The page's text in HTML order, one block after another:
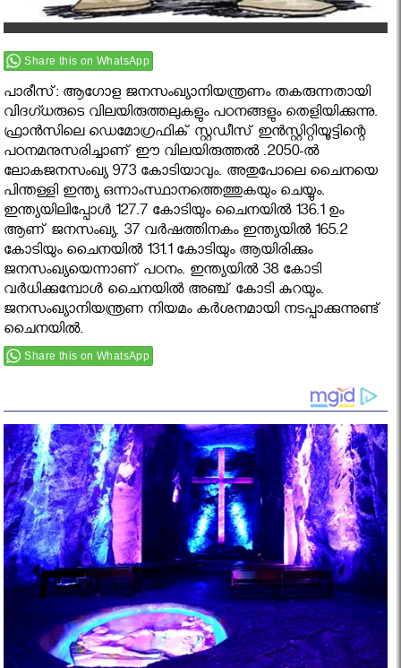
Share this on WhatsApp
പാരീസ്: ആഗോള ജനസംഖ്യാനിയന്ത്രണം തകരുന്നതായി
വിദഗ്ധരുടെ വിലയിരുത്തലുകളും പഠനങ്ങളും തെളിയിക്കുന്നു.
ഫ്രാന്‍സിലെ ഡെമോഗ്രഫിക് സ്റ്റഡീസ് ഇന്‍സ്റ്റിറ്റിയൂട്ടിന്റെ
പഠനമനുസരിച്ചാണ് ഈ വിലയിരുത്തൽ .2050-ല്‍
ലോകജനസംഖ്യ 973 കോടിയാവും. അതുപോലെ ചൈനയെ
പിന്തള്ളി ഇന്ത്യ ഒന്നാംസ്ഥാനത്തെത്തുകയും ചെയ്യും.
ഇന്ത്യയിലിപ്പോള്‍ 127.7 കോടിയും ചൈനയില്‍ 136.1 ഉം
ആണ് ജനസംഖ്യ. 37 വര്‍ഷത്തിനകം ഇന്ത്യയില്‍ 165.2
കോടിയും ചൈനയില്‍ 131.1 കോടിയും ആയിരിക്കും
ജനസംഖ്യയെന്നാണ് പഠനം. ഇന്ത്യയില്‍ 38 കോടി
വര്‍ധിക്കുമ്പോള്‍ ചൈനയില്‍ അഞ്ച് കോടി കുറയും.
ജനസംഖ്യാനിയന്ത്രണ നിയമം കര്‍ശനമായി നടപ്പാക്കുന്നുണ്ട്
ചൈനയിൽ.
Share this on WhatsApp